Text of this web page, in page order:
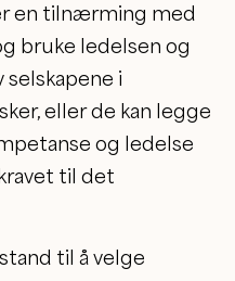
en tilnærming med
bruke ledelsen og
selskapene i
eller de kan legge
og ledelse
til det
til å velge